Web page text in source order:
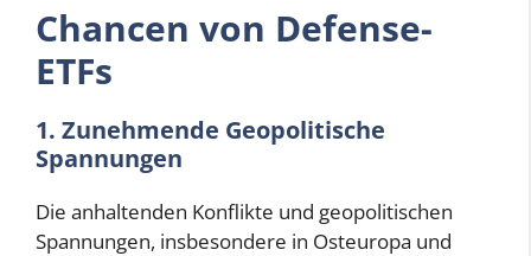
Chancen von Defense-
ETFs
1. Zunehmende Geopolitische
Spannungen
Die anhaltenden Konflikte und geopolitischen
Spannungen, insbesondere in Osteuropa und